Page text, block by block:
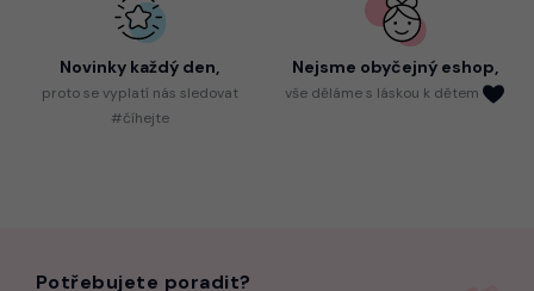
Novinky každý den,
protose vyplatí nás sledovat
#číhejte
Nejsme obyčejný eshop,
vše děláme s láskou k dětem
Potřebujete poradit?